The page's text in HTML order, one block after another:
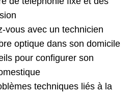
vous avec un technicien
optique dans son domicile
pour configurer son
techniques liés à la